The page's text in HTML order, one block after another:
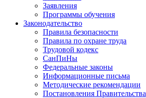
Заявления
Программы обучения
Законодательство
Правила безопасности
Правила по охране труда
Трудовой кодекс
СанПиНы
Федеральные законы
Информационные письма
Методические рекомендации
Постановления Правительства